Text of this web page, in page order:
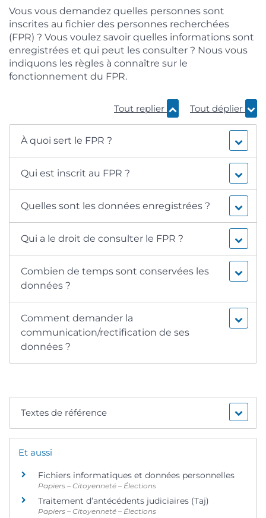
Vous vous demandez quelles personnes sont
inscrites au fichier des personnes recherchées
(FPR) ? Vous voulez savoir quelles informations sont
enregistrées et qui peut les consulter ? Nous vous
indiquons les règles à connaître sur le
fonctionnement du FPR.
Tout replier Tout déplier
À quoi sert le FPR ?
Qui est inscrit au FPR ?
Quelles sont les données enregistrées ?
Qui a le droit de consulter le FPR ?
Combien de temps sont conservées les
données ?
Comment demander la
communication/rectification de ses
données ?
Textes de référence
Et aussi
Fichiers informatiques et données personnelles
Papiers – Citoyenneté – Élections
Traitement d’antécédents judiciaires (Taj)
Papiers – Citoyenneté – Élections